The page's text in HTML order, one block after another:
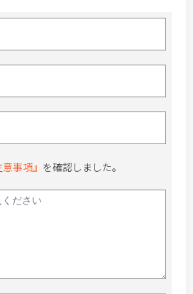
事項』 を確認しました。